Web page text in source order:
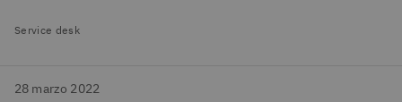
Service desk
28 marzo 2022